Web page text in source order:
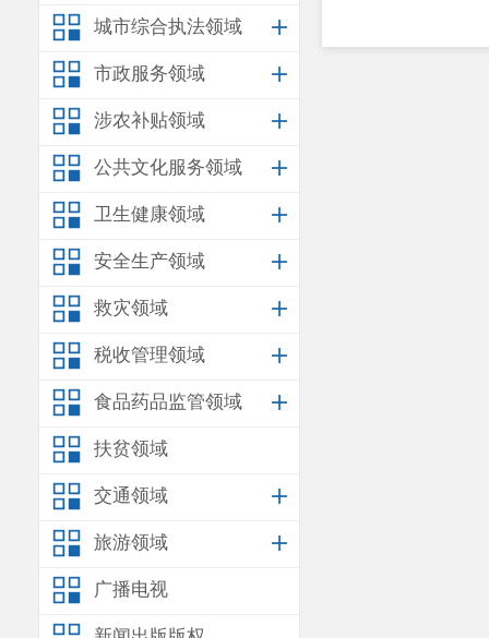
城市综合执法领域
市政服务领域
涉农补贴领域
公共文化服务领域
卫生健康领域
安全生产领域
救灾领域
税收管理领域
食品药品监管领域
扶贫领域
交通领域
旅游领域
广播电视